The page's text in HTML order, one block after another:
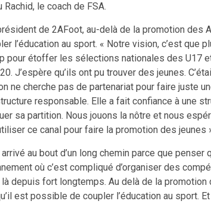
le coach de FSA.
de 2AFoot, au-delà de la promotion
l’éducation au sport. « Notre vision, c’est que
pour étoffer les sélections nationales des U17
J’espère qu’ils ont pu trouver des jeunes.
ne cherche pas de partenariat pour faire juste
responsable. Elle a fait confiance à une
sa partition. Nous jouons la nôtre et nous
ce canal pour faire la promotion des jeunes
au bout d’un long chemin parce que
où c’est compliqué d’organiser des
depuis fort longtemps. Au delà de la
est possible de coupler l’éducation au sport.